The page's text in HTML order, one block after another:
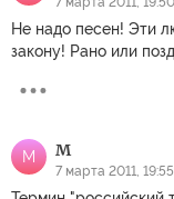
Не надо песен! Эти
закону! Рано или
M M
7 марта 2011, 19:55